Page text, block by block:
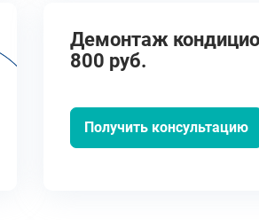
Демонтаж
800 руб.
Получить консультацию